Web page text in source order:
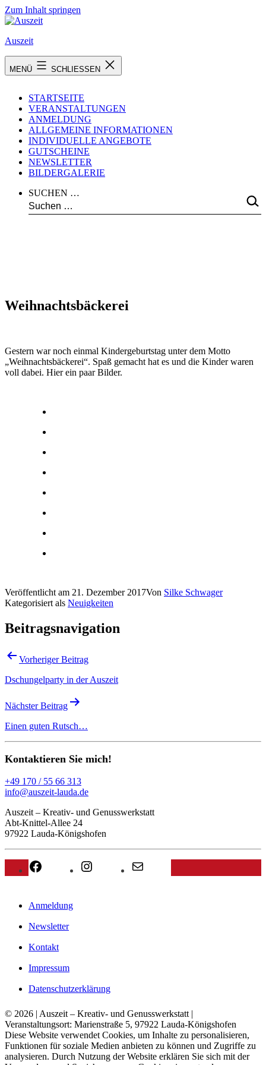
Zum Inhalt springen
Auszeit
MENÜ SCHLIESSEN
STARTSEITE
VERANSTALTUNGEN
ANMELDUNG
ALLGEMEINE INFORMATIONEN
INDIVIDUELLE ANGEBOTE
GUTSCHEINE
NEWSLETTER
BILDERGALERIE
SUCHEN …
Weihnachtsbäckerei
Gestern war noch einmal Kindergeburtstag unter dem Motto
„Weihnachtsbäckerei“. Spaß gemacht hat es und die Kinder waren
voll dabei. Hier ein paar Bilder.
Veröffentlicht am 21. Dezember 2017Von Silke Schwager
Kategorisiert als Neuigkeiten
Beitragsnavigation
Vorheriger Beitrag
Dschungelparty in der Auszeit
Nächster Beitrag
Einen guten Rutsch…
Kontaktieren Sie mich!
+49 170 / 55 66 313
info@auszeit-lauda.de
Auszeit – Kreativ- und Genusswerkstatt
Abt-Knittel-Allee 24
97922 Lauda-Königshofen
Facebook Instagram
Anmeldung
Newsletter
Kontakt
Impressum
Datenschutzerklärung
© 2026 | Auszeit – Kreativ- und Genusswerkstatt |
Veranstaltungsort: Marienstraße 5, 97922 Lauda-Königshofen
Diese Website verwendet Cookies, um Inhalte zu personalisieren,
Funktionen für soziale Medien anbieten zu können und Zugriffe zu
analysieren. Durch Nutzung der Website erklären Sie sich mit der